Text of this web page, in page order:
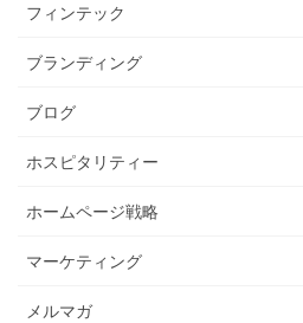
フィンテック
ブランディング
ブログ
ホスピタリティー
ホームページ戦略
マーケティング
メルマガ